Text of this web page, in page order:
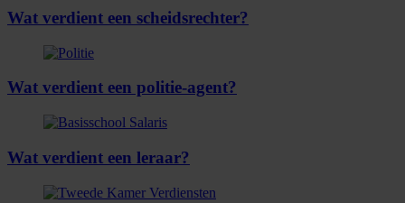
Wat verdient een scheidsrechter?
Wat verdient een politie-agent?
Wat verdient een leraar?